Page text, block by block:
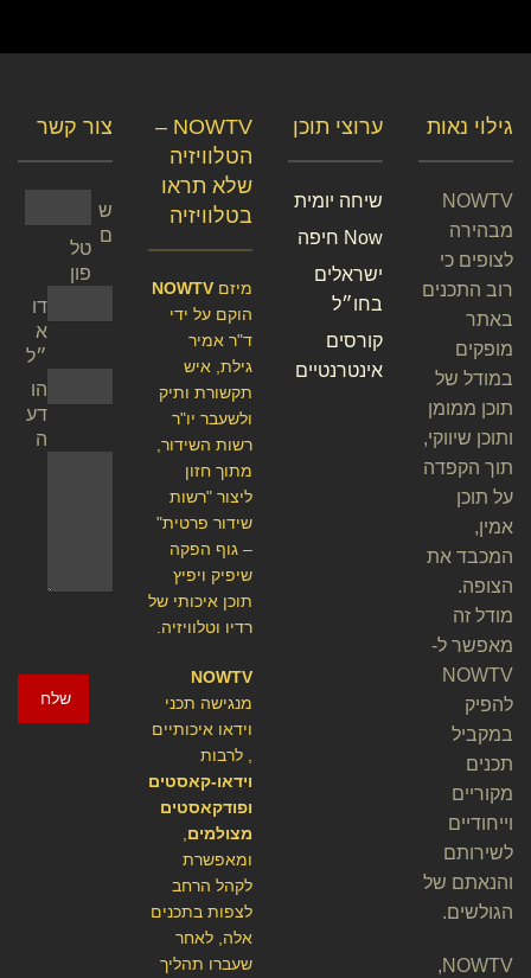
צור קשר
ש
ם
טל
פון
דו
א
״ל
הו
דע
ה
שלח
NOWTV –
הטלוויזיה
שלא תראו
בטלוויזיה
מיזם NOWTV
הוקם על ידי
ד"ר אמיר
גילת, איש
תקשורת ותיק
ולשעבר יו"ר
רשות השידור,
מתוך חזון
ליצור "רשות
שידור פרטית"
– גוף הפקה
שיפיק ויפיץ
תוכן איכותי של
רדיו וטלוויזיה.
NOWTV
מנגישה תכני
וידאו איכותיים
, לרבות
וידאו-קאסטים
ופודקאסטים
מצולמים
ומאפשרת
לקהל הרחב
לצפות בתכנים
אלה, לאחר
שעברו תהליך
ערוצי תוכן
שיחה יומית
Now חיפה
ישראלים
בחו״ל
קורסים
אינטרנטיים
גילוי נאות
NOWTV
מבהירה
לצופים כי
רוב התכנים
באתר
מופקים
במודל של
תוכן ממומן
ותוכן שיווקי,
תוך הקפדה
על תוכן
אמין,
המכבד את
הצופה.
מודל זה
מאפשר ל-
NOWTV
להפיק
במקביל
תכנים
מקוריים
וייחודיים
לשירותם
והנאתם של
הגולשים.
NOWTV,